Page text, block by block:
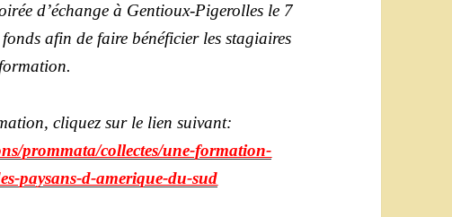
d’échange à Gentioux-Pigerolles le 7
afin de faire bénéficier les stagiaires
cliquez sur le lien suivant:
prommata/collectes/une-formation-
paysans-d-amerique-du-sud